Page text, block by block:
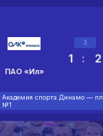
ПАО «Ил»
3
1 : 2
Академия спорта Динамо — пл.
№1